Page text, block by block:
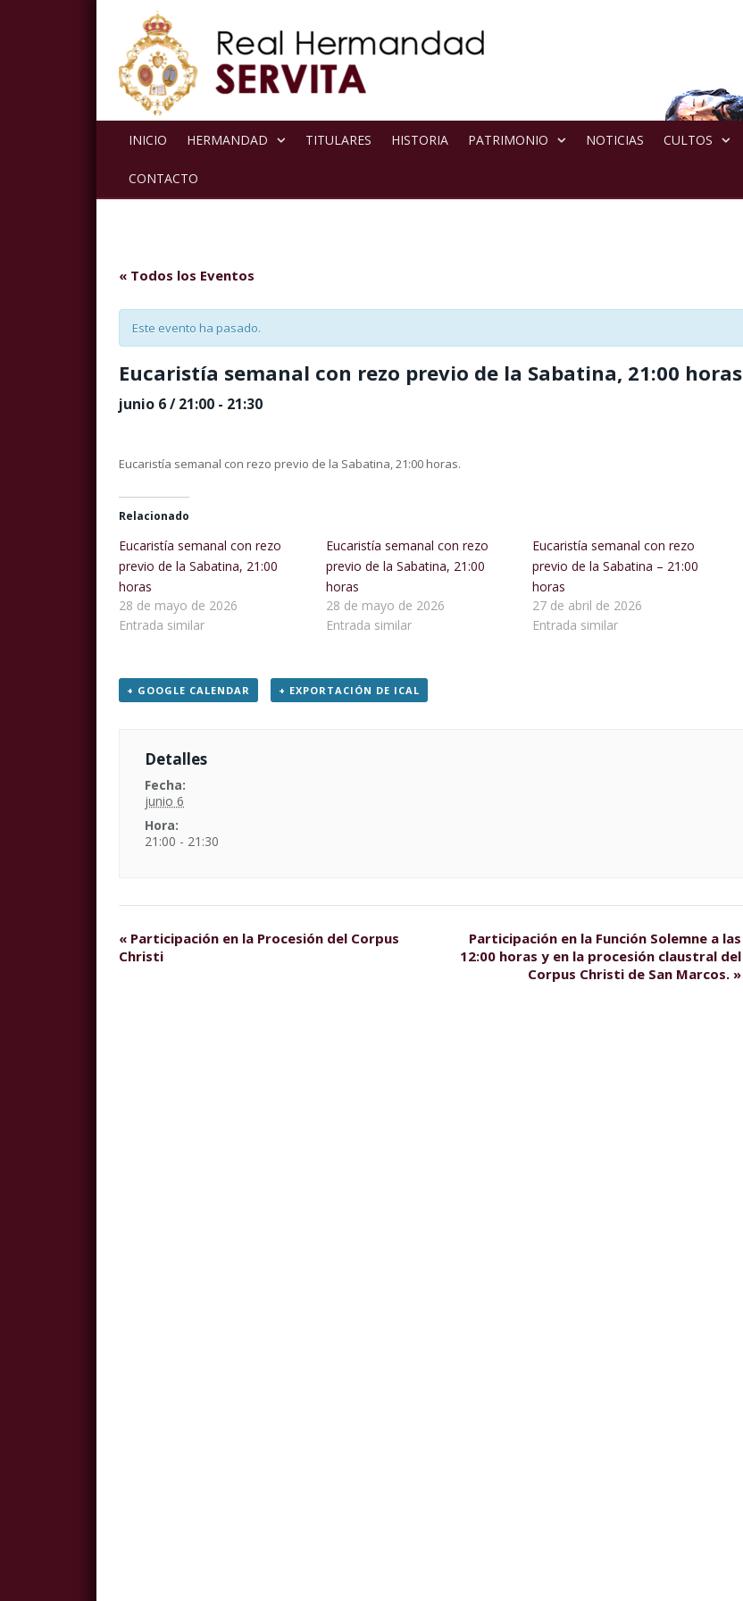
INICIO HERMANDAD TITULARES HISTORIA PATRIMONIO NOTICIAS CULTOS
CONTACTO
« Todos los Eventos
Este evento ha pasado.
Eucaristía semanal con rezo previo de la Sabatina, 21:00 horas
junio 6 / 21:00 - 21:30
Eucaristía semanal con rezo previo de la Sabatina, 21:00 horas.
Relacionado
Eucaristía semanal con rezo
previo de la Sabatina, 21:00
horas
28 de mayo de 2026
Entrada similar
Eucaristía semanal con rezo
previo de la Sabatina, 21:00
horas
28 de mayo de 2026
Entrada similar
Eucaristía semanal con rezo
previo de la Sabatina – 21:00
horas
27 de abril de 2026
Entrada similar
+ GOOGLE CALENDAR + EXPORTACIÓN DE ICAL
Detalles
Fecha:
junio 6
Hora:
21:00 - 21:30
« Participación en la Procesión del Corpus
Christi
Participación en la Función Solemne a las
12:00 horas y en la procesión claustral del
Corpus Christi de San Marcos. »